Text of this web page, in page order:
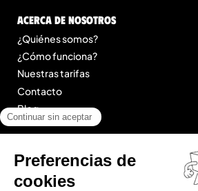
Acerca de nosotros
¿Quiénes somos?
¿Cómo funciona?
Nuestras tarifas
Contacto
Blog
Menciones legales
Condiciones Generales de Prestación